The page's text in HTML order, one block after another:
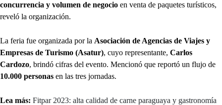
concurrencia y volumen de negocio en venta de paquetes turísticos,
reveló la organización.
La feria fue organizada por la Asociación de Agencias de Viajes y
Empresas de Turismo (Asatur), cuyo representante, Carlos
Cardozo, brindó cifras del evento. Mencionó que reportó un flujo de
10.000 personas en las tres jornadas.
Lea más: Fitpar 2023: alta calidad de carne paraguaya y gastronomía